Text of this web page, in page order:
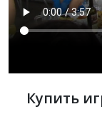
Купить